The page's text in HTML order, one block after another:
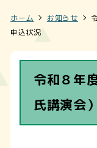
ホーム お知らせ
申込状況
令和８年
氏講演会